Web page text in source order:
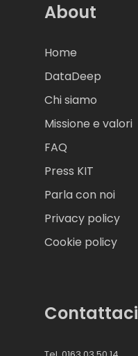
About
Home
DataDeep
Chi siamo
Missione e valori
FAQ
Press KIT
Parla con noi
Privacy policy
Cookie policy
Contattaci